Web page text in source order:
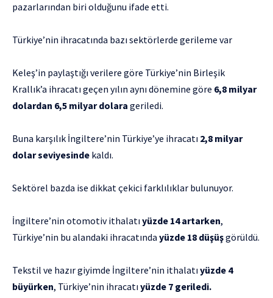
pazarlarından biri olduğunu ifade etti.
Türkiye’nin ihracatında bazı sektörlerde gerileme var
Keleş’in paylaştığı verilere göre Türkiye’nin Birleşik
Krallık’a ihracatı geçen yılın aynı dönemine göre 6,8 milyar
dolardan 6,5 milyar dolara geriledi.
Buna karşılık İngiltere’nin Türkiye’ye ihracatı 2,8 milyar
dolar seviyesinde kaldı.
Sektörel bazda ise dikkat çekici farklılıklar bulunuyor.
İngiltere’nin otomotiv ithalatıyüzde 14 artarken,
Türkiye’nin bu alandaki ihracatında yüzde 18 düşüşgörüldü.
Tekstil ve hazır giyimde İngiltere’nin ithalatıyüzde 4
büyürken, Türkiye’nin ihracatıyüzde 7 geriledi.